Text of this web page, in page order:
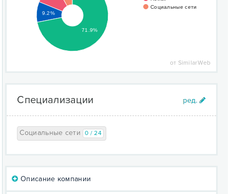
Социальные сети
9.2%
71.9%
от SimilarWeb
Специализации
Социальные сети 0 / 24
Описание компании